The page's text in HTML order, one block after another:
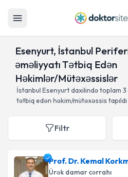
Esenyurt, İstanbul
əməliyyatı Tətbiq Edən
Həkimlər/Mütəxəssislər
İstanbul Esenyurt daxilində toplam 3
tətbiq edən həkim/mütəxəssis tapıldı
Filtr
Prof. Dr. Kemal
Ürək damar cərrahı